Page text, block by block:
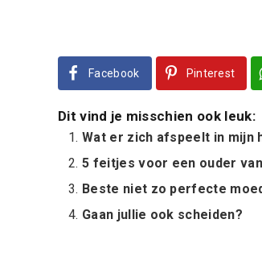
Facebook Pinterest
Dit vind je misschien ook leuk:
Wat er zich afspeelt in mijn
5 feitjes voor een ouder
Beste niet zo perfecte
Gaan jullie ook scheiden?